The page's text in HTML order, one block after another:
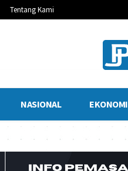
Tentang Kami
NASIONAL EKONOMI